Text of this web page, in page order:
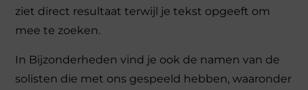
ziet direct resultaat terwijl je tekst opgeeft om
mee te zoeken.
In Bijzonderheden vind je ook de namen van de
solisten die met ons gespeeld hebben, waaronder